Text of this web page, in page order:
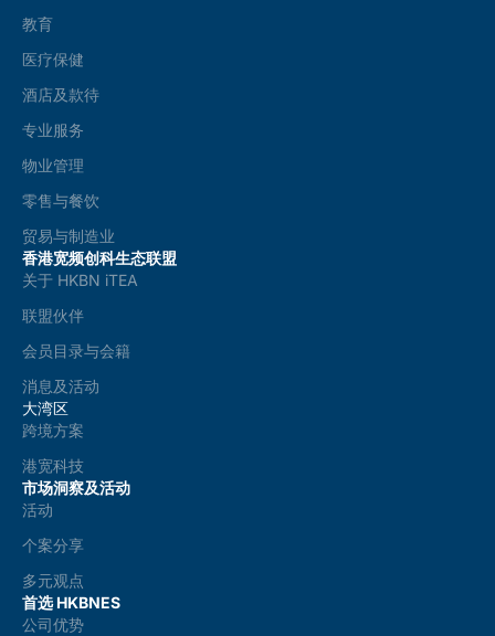
教育
医疗保健
酒店及款待
专业服务
物业管理
零售与餐饮
贸易与制造业
香港宽频创科生态联盟
关于 HKBN iTEA
联盟伙伴
会员目录与会籍
消息及活动
大湾区
跨境方案
港宽科技
市场洞察及活动
活动
个案分享
多元观点
首选 HKBNES
公司优势